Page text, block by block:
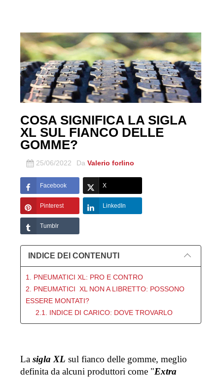
COSA SIGNIFICA LA SIGLA
XL SUL FIANCO DELLE
GOMME?
25/06/2022 Da Valerio forlino
Facebook X
Pinterest LinkedIn
Tumblr
INDICE DEI CONTENUTI
1. PNEUMATICI XL: PRO E CONTRO
2. PNEUMATICI XL NON A LIBRETTO: POSSONO
ESSERE MONTATI?
2.1. INDICE DI CARICO: DOVE TROVARLO
La sigla XL sul fianco delle gomme, meglio
definita da alcuni produttori come "Extra